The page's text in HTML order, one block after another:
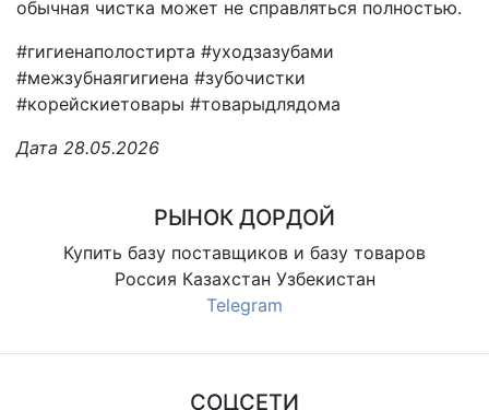
обычная чистка может не справляться полностью.
#гигиенаполостирта #уходзазубами
#межзубнаягигиена #зубочистки
#корейскиетовары #товарыдлядома
Дата 28.05.2026
РЫНОК ДОРДОЙ
Купить базу поставщиков и базу товаров
Россия Казахстан Узбекистан
Telegram
СОЦСЕТИ